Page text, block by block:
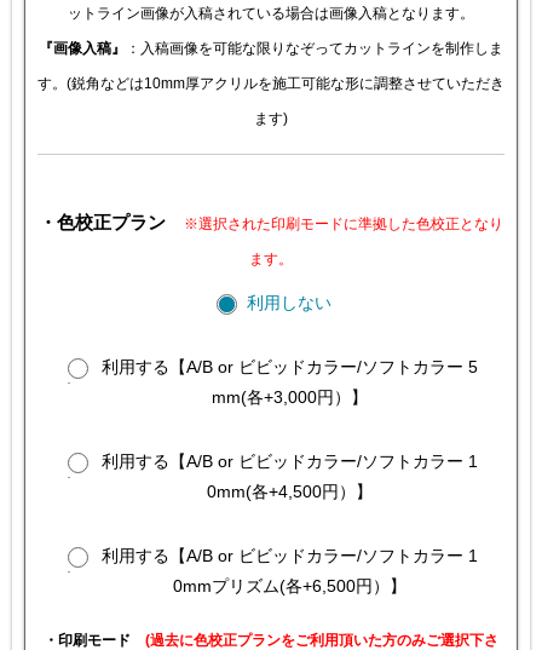
ットライン画像が入稿されている場合は画像入稿となります。
『画像入稿』 ：入稿画像を可能な限りなぞってカットラインを制作しま
す。(鋭角などは10mm厚アクリルを施工可能な形に調整させていただき
ます)
・色校正プラン ※選択された印刷モードに準拠した色校正となり
ます。
利用しない
利用する【A/B or ビビッドカラー/ソフトカラー 5
mm(各+3,000円）】
利用する【A/B or ビビッドカラー/ソフトカラー 1
0mm(各+4,500円）】
利用する【A/B or ビビッドカラー/ソフトカラー 1
0mmプリズム(各+6,500円）】
・印刷モード (過去に色校正プランをご利用頂いた方のみご選択下さ